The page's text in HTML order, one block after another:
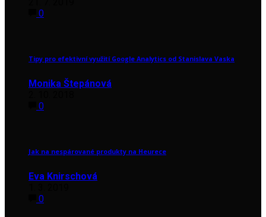
0
Tipy pro efektivní využití Google Analytics od Stanislava Vaska
Monika Štepánová
0
Jak na nespárované produkty na Heurece
Eva Knirschová
0